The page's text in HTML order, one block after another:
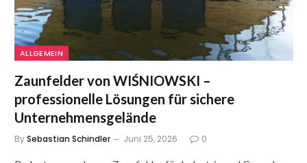
ALLGEMEIN
Zaunfelder von WIŚNIOWSKI –
professionelle Lösungen für sichere
Unternehmensgelände
BySebastian Schindler Juni 25, 2026 0